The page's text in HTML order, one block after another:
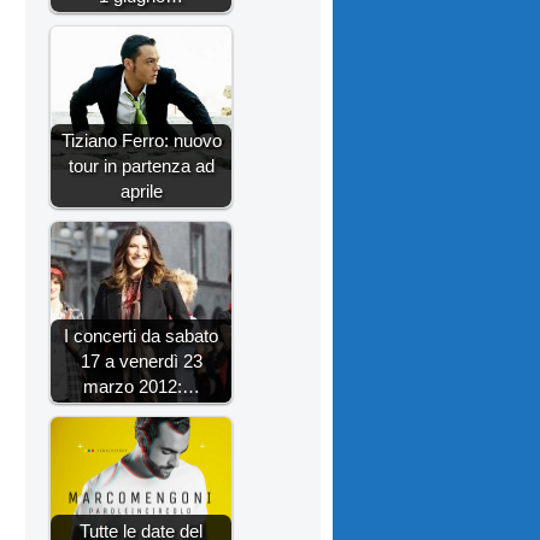
Tiziano Ferro: nuovo
tour in partenza ad
aprile
I concerti da sabato
17 a venerdì 23
marzo 2012:…
Tutte le date del